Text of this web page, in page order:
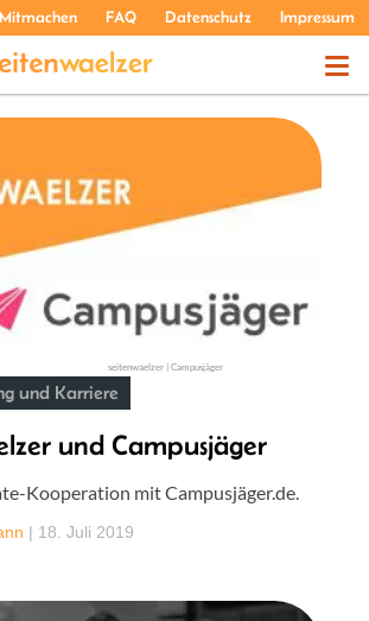
Mitmachen FAQ Datenschutz Impressum
PODCASTS
seitenwaelzer | Campusjäger
und Karriere
und Campusjäger
Kooperation mit Campusjäger.de.
| 18. Juli 2019